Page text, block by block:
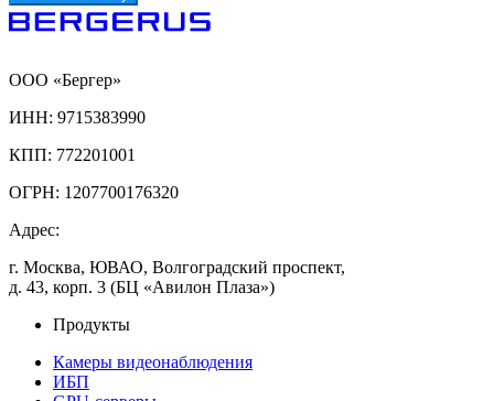
ООО «Бергер»
ИНН: 9715383990
КПП: 772201001
ОГРН: 1207700176320
Адрес:
г. Москва, ЮВАО, Волгоградский проспект,
д. 43, корп. 3 (БЦ «Авилон Плаза»)
Продукты
Камеры видеонаблюдения
ИБП